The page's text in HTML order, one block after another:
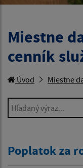
Miestne
cenník
Úvod Miestne
Hľadaný výraz...
Poplatok za